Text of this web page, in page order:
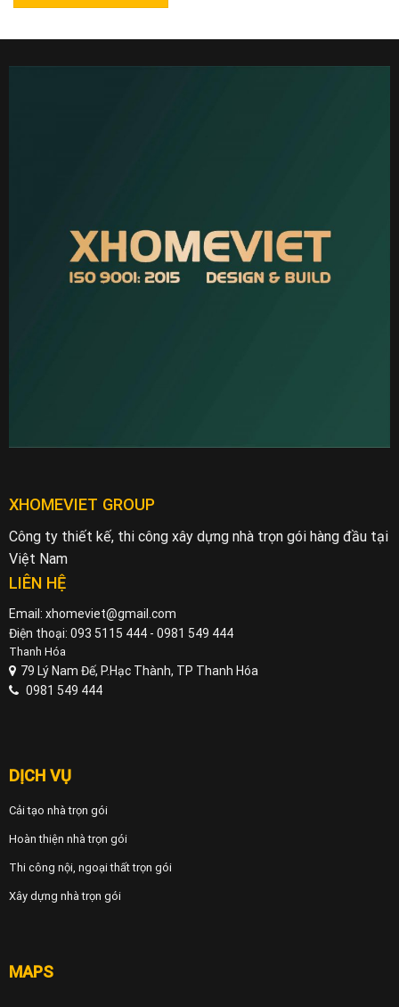
XHOMEVIET GROUP
Công ty thiết kế, thi công xây dựng nhà trọn gói hàng đầu tại
Việt Nam
LIÊN HỆ
Email: xhomeviet@gmail.com
Điện thoại: 093 5115 444 - 0981 549 444
Thanh Hóa
79 Lý Nam Đế, P.Hạc Thành, TP Thanh Hóa
0981 549 444
DỊCH VỤ
Cải tạo nhà trọn gói
Hoàn thiện nhà trọn gói
Thi công nội, ngoại thất trọn gói
Xây dựng nhà trọn gói
MAPS